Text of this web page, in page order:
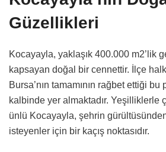
Güzellikleri
Kocayayla, yaklaşık 400.000 m2’lik
kapsayan doğal bir cennettir. İlçe
Bursa’nın tamamının rağbet ettiği bu
kalbinde yer almaktadır. Yeşilliklerle
ünlü Kocayayla, şehrin
isteyenler için bir kaçış noktasıdır.